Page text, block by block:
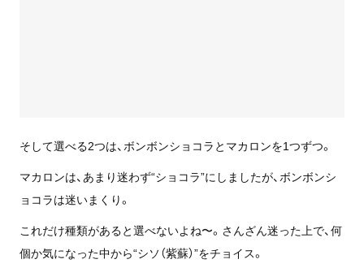
そして選べる2つは、ボンボンショコラとマカロンを1つずつ。
マカロンは、あまり迷わず“ショコラ”にしましたが、ボンボンシ
ョコラは迷いまくり。
これだけ種類があると選べないよね〜。さんざん迷った上で、何
個か気になった中から“シソ（紫蘇）”をチョイス。